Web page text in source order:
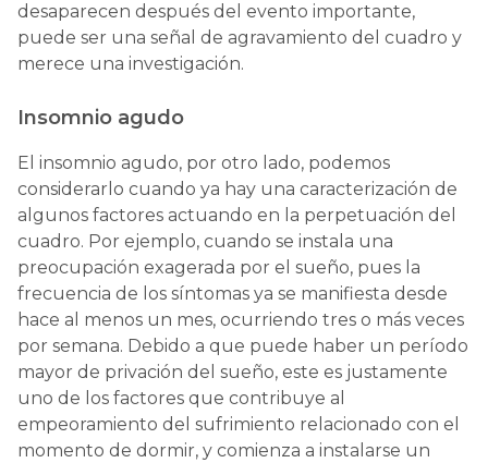
desaparecen después del evento importante,
puede ser una señal de agravamiento del cuadro y
merece una investigación.
Insomnio agudo
El insomnio agudo, por otro lado, podemos
considerarlo cuando ya hay una caracterización de
algunos factores actuando en la perpetuación del
cuadro. Por ejemplo, cuando se instala una
preocupación exagerada por el sueño, pues la
frecuencia de los síntomas ya se manifiesta desde
hace al menos un mes, ocurriendo tres o más veces
por semana. Debido a que puede haber un período
mayor de privación del sueño, este es justamente
uno de los factores que contribuye al
empeoramiento del sufrimiento relacionado con el
momento de dormir, y comienza a instalarse un